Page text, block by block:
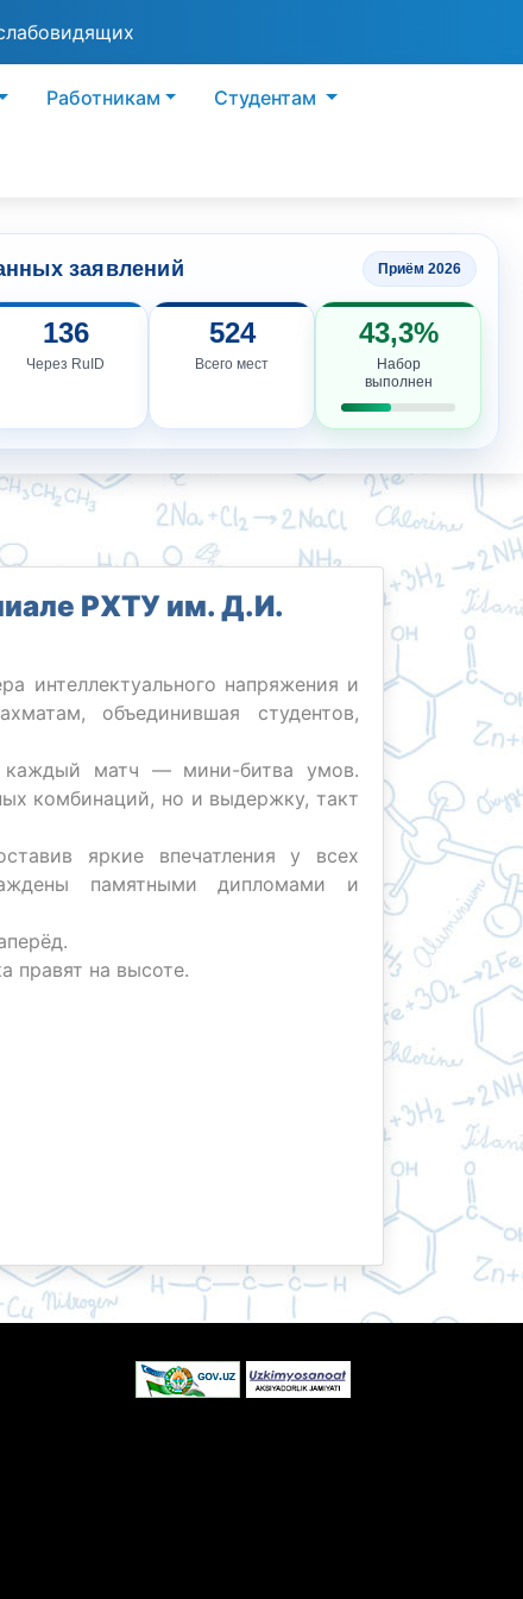
Работникам Студентам
заявлений Приём 2026
136
Через RuID
524
Всего мест
43,3%
Набор
выполнен
РХТУ им. Д.И.
интеллектуального напряжения и
объединившая студентов,
матч — мини-битва умов.
комбинаций, но и выдержку, такт
яркие впечатления у всех
памятными дипломами и
правят на высоте.